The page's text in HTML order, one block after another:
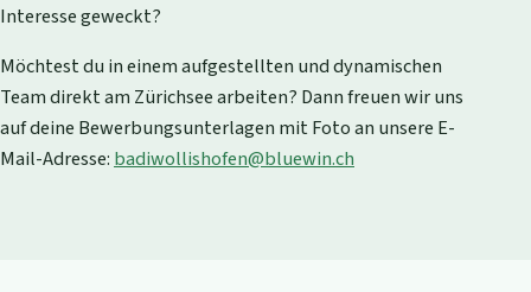
Interesse geweckt?
Möchtest du in einem aufgestellten und dynamischen
Team direkt am Zürichsee arbeiten? Dann freuen wir uns
auf deine Bewerbungsunterlagen mit Foto an unsere E-
Mail-Adresse:badiwollishofen@bluewin.ch